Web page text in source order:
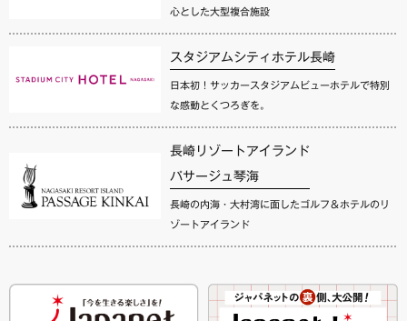
心とした大型複合施設
スタジアムシティホテル長崎
日本初！サッカースタジアムビューホテルで特別
な感動とくつろぎを。
長崎リゾートアイランド
パサージュ琴海
長崎の内海・大村湾に面したゴルフ＆ホテルのリ
ゾートアイランド